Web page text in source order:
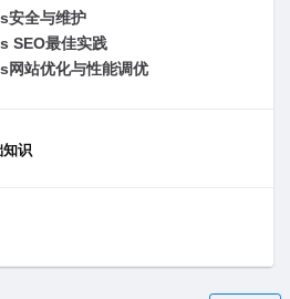
安全与维护
SEO最佳实践
⽹站优化与性能调优
知识